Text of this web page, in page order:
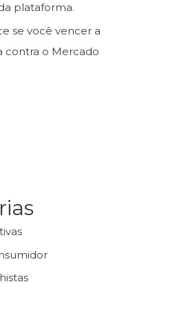
plataforma.
se você vencer a
contra o Mercado